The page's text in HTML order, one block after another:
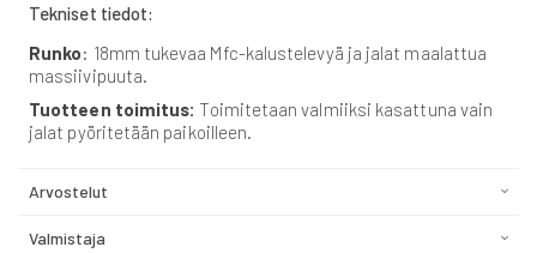
Tekniset tiedot:
Runko: 18mm tukevaa Mfc-kalustelevyä ja jalat maalattua
massiivipuuta.
Tuotteen toimitus: Toimitetaan valmiiksi kasattuna vain
jalat pyöritetään paikoilleen.
Arvostelut
Valmistaja